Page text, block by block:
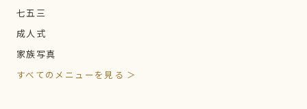
七五三
成人式
家族写真
すべてのメニューを見る ＞